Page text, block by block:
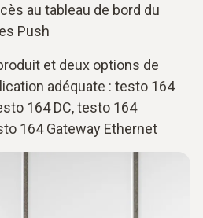
au tableau de bord du
Push
et deux options de
adéquate : testo 164
164 DC, testo 164
164 Gateway Ethernet